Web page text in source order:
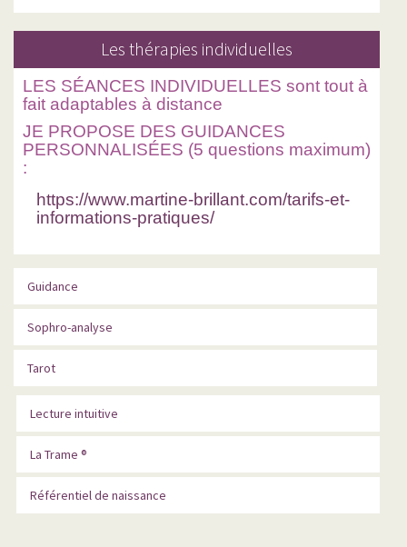
Les thérapies individuelles
LES SÉANCES INDIVIDUELLES sont tout à
fait adaptables à distance
JE PROPOSE DES GUIDANCES
PERSONNALISÉES (5 questions maximum)
:
https://www.martine-brillant.com/tarifs-et-
informations-pratiques/
Guidance
Sophro-analyse
Tarot
Lecture intuitive
La Trame ®
Référentiel de naissance